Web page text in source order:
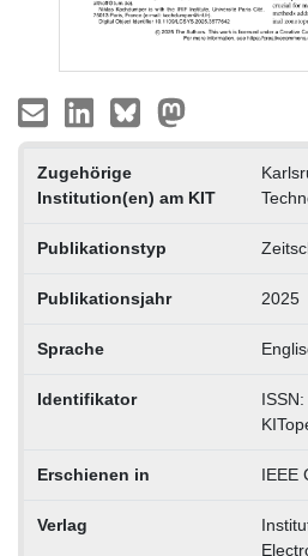
Zugehörige
Institution(en) am KIT
Publikationstyp
Publikationsjahr 2025
Sprache
Identifikator
Erschienen in IEEE
Verlag